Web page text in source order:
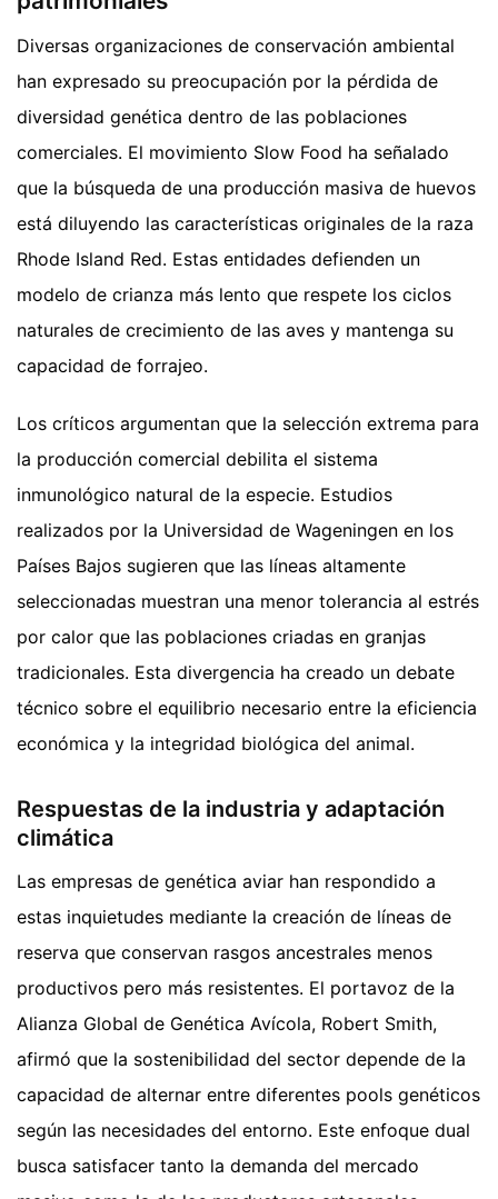
Diversas organizaciones de conservación ambiental
han expresado su preocupación por la pérdida de
diversidad genética dentro de las poblaciones
comerciales. El movimiento Slow Food ha señalado
que la búsqueda de una producción masiva de huevos
está diluyendo las características originales de la raza
Rhode Island Red. Estas entidades defienden un
modelo de crianza más lento que respete los ciclos
naturales de crecimiento de las aves y mantenga su
capacidad de forrajeo.
Los críticos argumentan que la selección extrema para
la producción comercial debilita el sistema
inmunológico natural de la especie. Estudios
realizados por la Universidad de Wageningen en los
Países Bajos sugieren que las líneas altamente
seleccionadas muestran una menor tolerancia al estrés
por calor que las poblaciones criadas en granjas
tradicionales. Esta divergencia ha creado un debate
técnico sobre el equilibrio necesario entre la eficiencia
económica y la integridad biológica del animal.
Respuestas de la industria y adaptación
climática
Las empresas de genética aviar han respondido a
estas inquietudes mediante la creación de líneas de
reserva que conservan rasgos ancestrales menos
productivos pero más resistentes. El portavoz de la
Alianza Global de Genética Avícola, Robert Smith,
afirmó que la sostenibilidad del sector depende de la
capacidad de alternar entre diferentes pools genéticos
según las necesidades del entorno. Este enfoque dual
busca satisfacer tanto la demanda del mercado